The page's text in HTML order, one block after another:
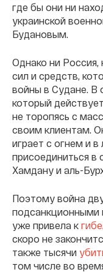
где бы они ни
украинской
Будановым.
Однако ни Россия,
сил и средств,
войны в Судане. В
который
не торопясь с
своим клиентам.
играет с огнем и
присоединиться
Хамдану и аль-
Поэтому война
подсанкционными
уже привела к
скоро не
также тысячи
том числе во